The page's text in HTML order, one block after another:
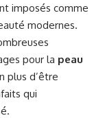
imposés comme
modernes.
pour la peau
plus d’être
qui